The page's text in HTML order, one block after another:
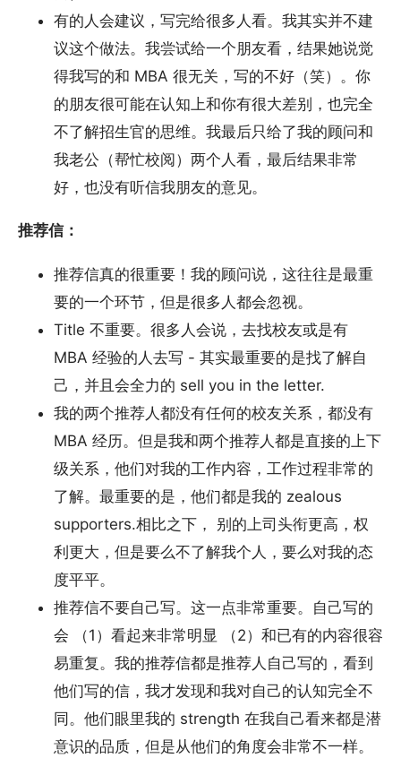
有的人会建议，写完给很多人看。我其实并不建
议这个做法。我尝试给一个朋友看，结果她说觉
得我写的和 MBA 很无关，写的不好（笑）。你
的朋友很可能在认知上和你有很大差别，也完全
不了解招生官的思维。我最后只给了我的顾问和
我老公（帮忙校阅）两个人看，最后结果非常
好，也没有听信我朋友的意见。
推荐信：
推荐信真的很重要！我的顾问说，这往往是最重
要的一个环节，但是很多人都会忽视。
Title 不重要。很多人会说，去找校友或是有
MBA 经验的人去写 - 其实最重要的是找了解自
己，并且会全力的 sell you in the letter.
我的两个推荐人都没有任何的校友关系，都没有
MBA 经历。但是我和两个推荐人都是直接的上下
级关系，他们对我的工作内容，工作过程非常的
了解。最重要的是，他们都是我的 zealous
supporters.相比之下， 别的上司头衔更高，权
利更大，但是要么不了解我个人，要么对我的态
度平平。
推荐信不要自己写。这一点非常重要。自己写的
会 （1）看起来非常明显 （2）和已有的内容很容
易重复。我的推荐信都是推荐人自己写的，看到
他们写的信，我才发现和我对自己的认知完全不
同。他们眼里我的 strength 在我自己看来都是潜
意识的品质，但是从他们的角度会非常不一样。